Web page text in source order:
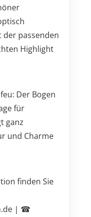
passenden
Highlight
Der Bogen
für
ganz
und Charme
finden Sie
| ☎